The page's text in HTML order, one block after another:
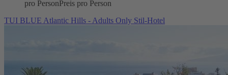
pro PersonPreis pro Person
TUI BLUE Atlantic Hills - Adults Only Stil-Hotel